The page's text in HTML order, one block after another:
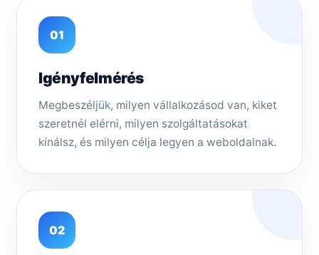
01
Igényfelmérés
Megbeszéljük, milyen vállalkozásod van, kiket
szeretnél elérni, milyen szolgáltatásokat
kínálsz, és milyen célja legyen a weboldalnak.
02